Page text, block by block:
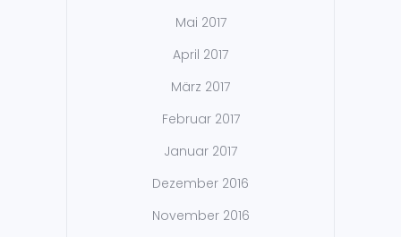
Mai 2017
April 2017
März 2017
Februar 2017
Januar 2017
Dezember 2016
November 2016